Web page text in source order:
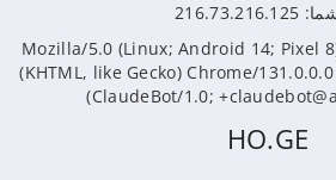
Mozilla/5.0 (Linux; Android 14; Pixel
(KHTML, like Gecko) Chrome/
ClaudeBot/1.0;
HO.GE